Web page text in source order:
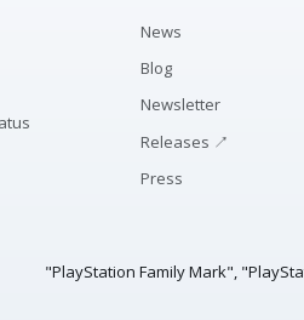
News
Blog
Newsletter
Releases ↗
Press
"PlayStation Family Mark",